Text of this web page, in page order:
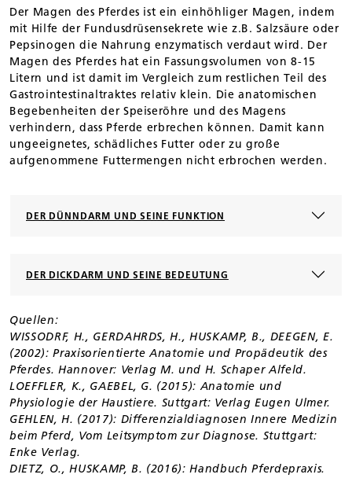
Der Magen des Pferdes ist ein einhöhliger Magen, indem
mit Hilfe der Fundusdrüsensekrete wie z.B. Salzsäure oder
Pepsinogen die Nahrung enzymatisch verdaut wird. Der
Magen des Pferdes hat ein Fassungsvolumen von 8-15
Litern und ist damit im Vergleich zum restlichen Teil des
Gastrointestinaltraktes relativ klein. Die anatomischen
Begebenheiten der Speiseröhre und des Magens
verhindern, dass Pferde erbrechen können. Damit kann
ungeeignetes, schädliches Futter oder zu große
aufgenommene Futtermengen nicht erbrochen werden.
DER DÜNNDARM UND SEINE FUNKTION
DER DICKDARM UND SEINE BEDEUTUNG
Quellen:
WISSODRF, H., GERDAHRDS, H., HUSKAMP, B., DEEGEN, E.
(2002): Praxisorientierte Anatomie und Propädeutik des
Pferdes. Hannover: Verlag M. und H. Schaper Alfeld.
LOEFFLER, K., GAEBEL, G. (2015): Anatomie und
Physiologie der Haustiere. Suttgart: Verlag Eugen Ulmer.
GEHLEN, H. (2017): Differenzialdiagnosen Innere Medizin
beim Pferd, Vom Leitsymptom zur Diagnose. Stuttgart:
Enke Verlag.
DIETZ, O., HUSKAMP, B. (2016): Handbuch Pferdepraxis.